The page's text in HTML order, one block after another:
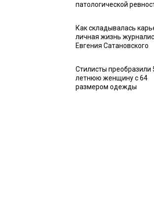
патологической
Как складывалась
личная жизнь
Евгения Сатановского
Стилисты преобразили
летнюю женщину с 64
размером одежды